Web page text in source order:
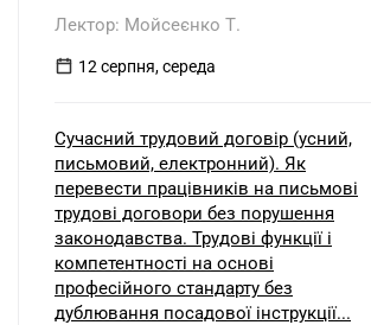
Лектор: Мойсеєнко Т.
12 серпня, середа
Сучасний трудовий договір (усний,
письмовий, електронний). Як
перевести працівників на письмові
трудові договори без порушення
законодавства. Трудові функції і
компетентності на основі
професійного стандарту без
дублювання посадової інструкції...